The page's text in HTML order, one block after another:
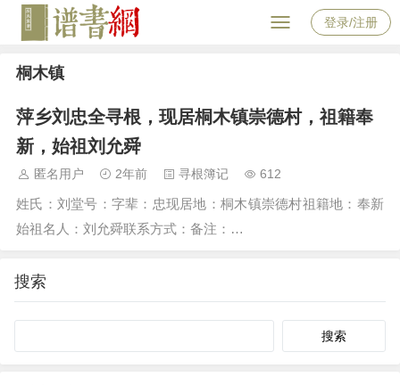
登录/注册
桐木镇
萍乡刘忠全寻根，现居桐木镇崇德村，祖籍奉
新，始祖刘允舜
匿名用户 2年前 寻根簿记 612
姓氏：刘堂号：字辈：忠现居地：桐木镇崇德村祖籍地：奉新
始祖名人：刘允舜联系方式：备注：…
搜索